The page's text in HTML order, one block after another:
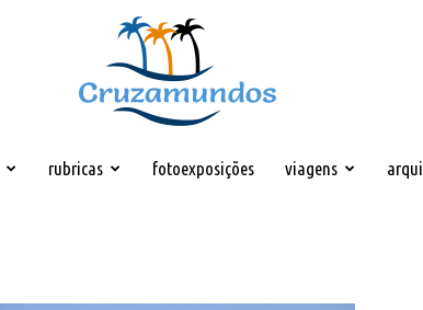
rubricas fotoexposições viagens